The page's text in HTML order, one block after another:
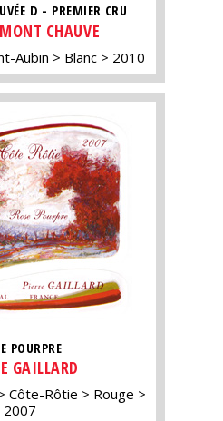
D - PREMIER CRU
CHAUVE
Aubin Blanc 2010
POURPRE
GAILLARD
Côte-Rôtie
Rouge
2007